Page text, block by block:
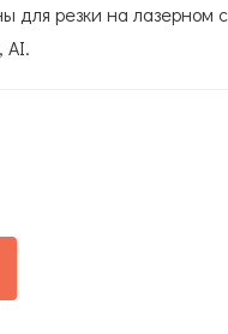
для резки на лазерном
AI.